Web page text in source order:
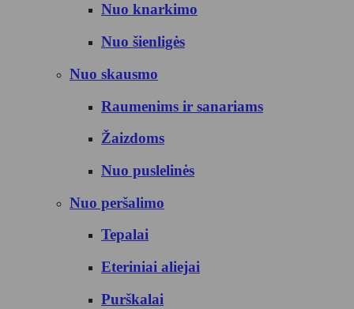
Nuo knarkimo
Nuo šienligės
Nuo skausmo
Raumenims ir sanariams
Žaizdoms
Nuo puslelinės
Nuo peršalimo
Tepalai
Eteriniai aliejai
Purškalai